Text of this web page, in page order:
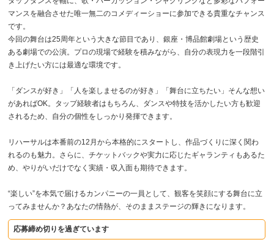
マンスを融合させた唯一無二のコメディーショーに参加できる貴重なチャンス
です。
今回の舞台は25周年という大きな節目であり、銀座・博品館劇場という歴史
ある劇場での公演。プロの現場で経験を積みながら、自分の表現力を一段階引
き上げたい方には最適な環境です。
「ダンスが好き」「人を楽しませるのが好き」「舞台に立ちたい」そんな想い
があればOK。タップ経験者はもちろん、ダンスや特技を活かしたい方も歓迎
されるため、自分の個性をしっかり発揮できます。
リハーサルは本番前の12月から本格的にスタートし、作品づくりに深く関わ
れるのも魅力。さらに、チケットバックや実力に応じたギャランティもあるた
め、やりがいだけでなく実績・収入面も期待できます。
“楽しい”を本気で届けるカンパニーの一員として、観客を笑顔にする舞台に立
ってみませんか？あなたの情熱が、そのままステージの輝きになります。
応募締め切りを過ぎています